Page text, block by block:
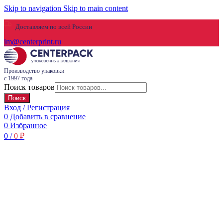
Skip to navigation Skip to main content
Доставляем по всей России
im@centerprint.ru
Производство упаковки
с 1997 года
Поиск товаров
Поиск
Вход / Регистрация
0 Добавить в сравнение
0 Избранное
0 / 0 ₽